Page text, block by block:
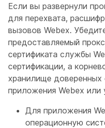
Если вы развернули
для перехвата,
вызовов Webex.
предоставляемый
сертификата службы
сертификации, а
хранилище доверенных
приложения Webex или
Для приложения
операционную